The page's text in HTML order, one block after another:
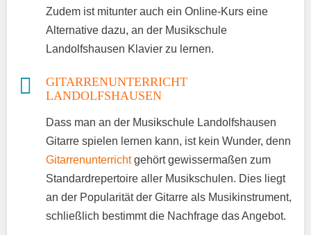
Zudem ist mitunter auch ein Online-Kurs eine
Alternative dazu, an der Musikschule
Landolfshausen Klavier zu lernen.
GITARRENUNTERRICHT
LANDOLFSHAUSEN
Dass man an der Musikschule Landolfshausen
Gitarre spielen lernen kann, ist kein Wunder, denn
Gitarrenunterrichtgehört gewissermaßen zum
Standardrepertoire aller Musikschulen. Dies liegt
an der Popularität der Gitarre als Musikinstrument,
schließlich bestimmt die Nachfrage das Angebot.